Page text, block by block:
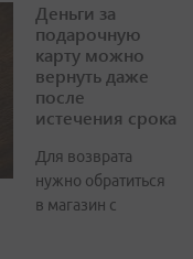
Деньги за
подарочную
карту можно
вернуть даже
после
истечения срока
Для возврата
нужно обратиться
в магазин с